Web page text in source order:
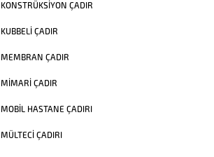
KONSTRÜKSIYON ÇADIR
KUBBELI ÇADIR
MEMBRAN ÇADIR
MIMARI ÇADIR
MOBIL HASTANE ÇADIRI
MÜLTECI ÇADIRI